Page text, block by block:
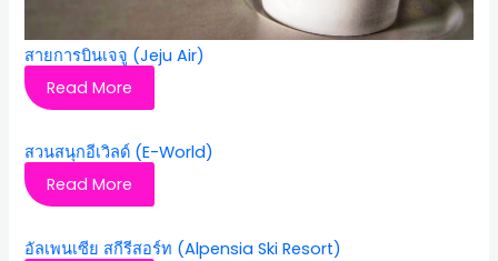
สายการบินเจจู (Jeju Air)
Read More
สวนสนุกอีเวิลด์ (E-World)
Read More
อัลเพนเซีย สกีรีสอร์ท (Alpensia Ski Resort)